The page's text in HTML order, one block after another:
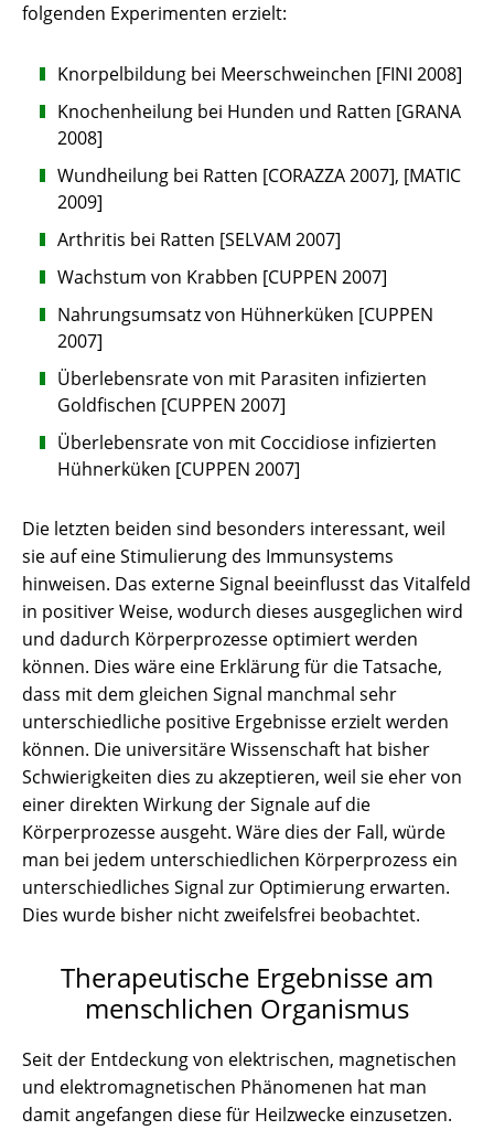
folgenden Experimenten erzielt:
Knorpelbildung bei Meerschweinchen [FINI 2008]
Knochenheilung bei Hunden und Ratten [GRANA
2008]
Wundheilung bei Ratten [CORAZZA 2007], [MATIC
2009]
Arthritis bei Ratten [SELVAM 2007]
Wachstum von Krabben [CUPPEN 2007]
Nahrungsumsatz von Hühnerküken [CUPPEN
2007]
Überlebensrate von mit Parasiten infizierten
Goldfischen [CUPPEN 2007]
Überlebensrate von mit Coccidiose infizierten
Hühnerküken [CUPPEN 2007]
Die letzten beiden sind besonders interessant, weil
sie auf eine Stimulierung des Immunsystems
hinweisen. Das externe Signal beeinflusst das Vitalfeld
in positiver Weise, wodurch dieses ausgeglichen wird
und dadurch Körperprozesse optimiert werden
können. Dies wäre eine Erklärung für die Tatsache,
dass mit dem gleichen Signal manchmal sehr
unterschiedliche positive Ergebnisse erzielt werden
können. Die universitäre Wissenschaft hat bisher
Schwierigkeiten dies zu akzeptieren, weil sie eher von
einer direkten Wirkung der Signale auf die
Körperprozesse ausgeht. Wäre dies der Fall, würde
man bei jedem unterschiedlichen Körperprozess ein
unterschiedliches Signal zur Optimierung erwarten.
Dies wurde bisher nicht zweifelsfrei beobachtet.
Therapeutische Ergebnisse am
menschlichen Organismus
Seit der Entdeckung von elektrischen, magnetischen
und elektromagnetischen Phänomenen hat man
damit angefangen diese für Heilzwecke einzusetzen.